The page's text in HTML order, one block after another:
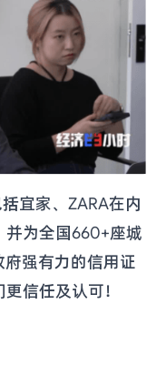
宜家、ZARA在内
并为全国660+座城
强有力的信用证
信任及认可！